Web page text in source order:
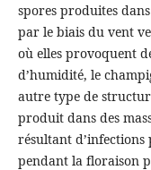
spores produites
par le biais du vent
où elles provoquent
d’humidité, le
autre type de
produit dans des
résultant d’infections
pendant la floraison